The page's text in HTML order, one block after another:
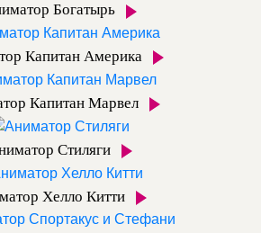
Богатырь
Капитан Америка
Капитан Марвел
Стиляги
Хелло Китти